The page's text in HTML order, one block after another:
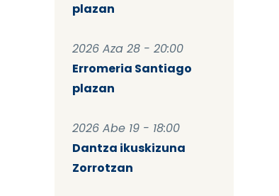
plazan
2026 Aza 28 - 20:00
Erromeria Santiago
plazan
2026 Abe 19 - 18:00
Dantza ikuskizuna
Zorrotzan